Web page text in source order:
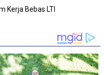
Kerja Bebas LTI